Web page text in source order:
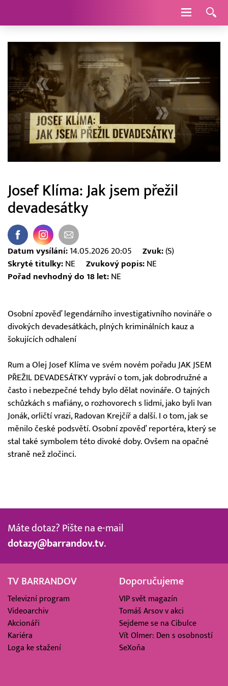
Navigace
Josef Klíma: Jak jsem přežil
devadesátky
Datum vysílání: 14.05.2026 20:05 Zvuk:(S)
Skryté titulky: NE Zvukový popis:NE
Pořad nevhodný do 18 let: NE
Osobní zpověď legendárního investigativního novináře o
divokých devadesátkách, plných kriminálních kauz a
šokujících odhalení
Rum a Olej Josef Klíma ve svém novém pořadu JAK JSEM
PŘEŽIL DEVADESÁTKY vypráví o tom, jak dobrodružné a
často i nebezpečné tehdy bylo dělat novináře. O tajných
schůzkách s mafiány, o rozhovorech s lidmi, jako byli Ivan
Jonák, orličtí vrazi, Radovan Krejčíř a další. I o tom, jak se
měnilo české podsvětí. Osobní zpověď reportéra, který se
stal také symbolem této divoké doby. Ovšem na opačné
straně než zločinci.
Máte dotaz? Pište na e-mail
dotazy@barrandov.tv.
TV BARRANDOV
Televizní program
Videoarchiv
Akcionáři
Kariéra
Loga ke stažení
Doporučujeme
VIP svět magazín
Tomáš Arsov v akci
Sejdeme se na Cibulce
Vít Olmer: Den s osobností
SeXoňa